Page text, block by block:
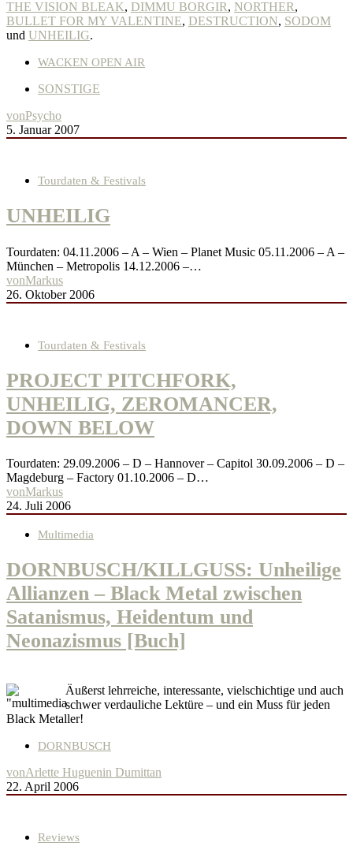
THE VISION BLEAK, DIMMU BORGIR, NORTHER,
BULLET FOR MY VALENTINE, DESTRUCTION, SODOM
und UNHEILIG.
WACKEN OPEN AIR
SONSTIGE
vonPsycho
5. Januar 2007
Tourdaten & Festivals
UNHEILIG
Tourdaten: 04.11.2006 – A – Wien – Planet Music 05.11.2006 – A –
München – Metropolis 14.12.2006 –…
vonMarkus
26. Oktober 2006
Tourdaten & Festivals
PROJECT PITCHFORK,
UNHEILIG, ZEROMANCER,
DOWN BELOW
Tourdaten: 29.09.2006 – D – Hannover – Capitol 30.09.2006 – D –
Magdeburg – Factory 01.10.2006 – D…
vonMarkus
24. Juli 2006
Multimedia
DORNBUSCH/KILLGUSS: Unheilige
Allianzen – Black Metal zwischen
Satanismus, Heidentum und
Neonazismus [Buch]
Äußerst lehrreiche, interessante, vielschichtige und auch
schwer verdauliche Lektüre – und ein Muss für jeden
Black Metaller!
DORNBUSCH
vonArlette Huguenin Dumittan
22. April 2006
Reviews